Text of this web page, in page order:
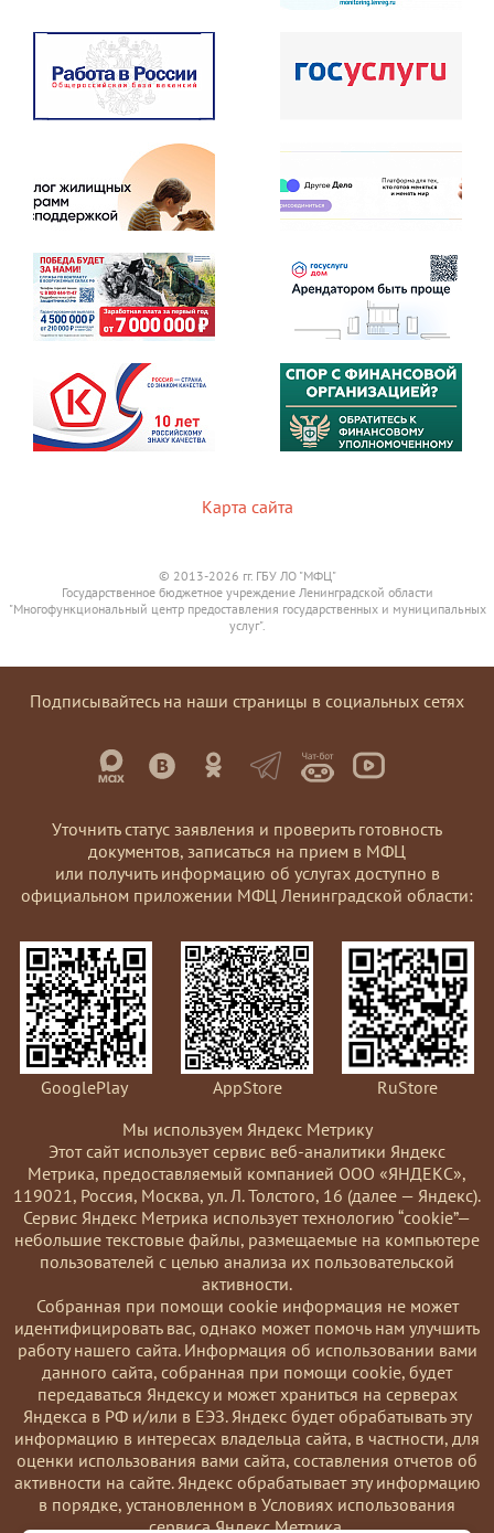
Карта сайта
© 2013-2026 гг. ГБУ ЛО "МФЦ"
Государственное бюджетное учреждение Ленинградской области
"Многофункциональный центр предоставления государственных и муниципальных
услуг".
Подписывайтесь на наши страницы в социальных сетях
Уточнить статус заявления и проверить готовность
документов, записаться на прием в МФЦ
или получить информацию об услугах доступно в
официальном приложении МФЦ Ленинградской области:
GooglePlay AppStore
RuStore
Мы используем Яндекс Метрику
Этот сайт использует сервис веб-аналитики Яндекс
Метрика, предоставляемый компанией ООО «ЯНДЕКС»,
119021, Россия, Москва, ул. Л. Толстого, 16 (далее — Яндекс).
Сервис Яндекс Метрика использует технологию “cookie”—
небольшие текстовые файлы, размещаемые на компьютере
пользователей с целью анализа их пользовательской
активности.
Coбранная при помощи cookie информация не может
идентифицировать вас, однако может помочь нам улучшить
работу нашего сайта. Информация об использовании вами
данного сайта, собранная при помощи cookie, будет
передаваться Яндексу и может храниться на серверах
Яндекса в РФ и/или в ЕЭЗ. Яндекс будет обрабатывать эту
информацию в интересах владельца сайта, в частности, для
оценки использования вами сайта, составления отчетов об
активности на сайте. Яндекс обрабатывает эту информацию
в порядке, установленном в Условиях использования
сервиса Яндекс Метрика.